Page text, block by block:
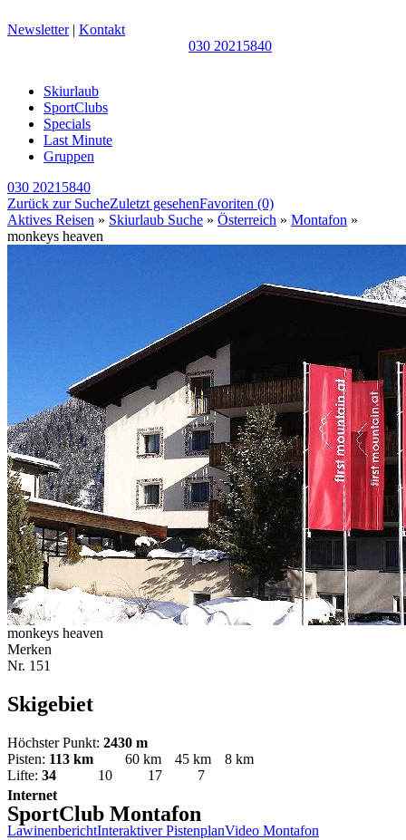
Newsletter| Kontakt
030 20215840
Skiurlaub
SportClubs
Specials
Last Minute
Gruppen
030 20215840
Zurück zur SucheZuletzt gesehenFavoriten (0)
Aktives Reisen » Skiurlaub Suche » Österreich » Montafon »
monkeys heaven
monkeys heaven
Merken
Nr. 151
Skigebiet
Höchster Punkt: 2430 m
Pisten: 113 km 60 km 45 km
8 km
Lifte: 34 10 17 7
SportClub Montafon
Internet
LawinenberichtInteraktiver PistenplanVideo Montafon